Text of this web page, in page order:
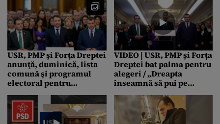
USR, PMP şi Forţa Dreptei
anunţă, duminică, lista
comună şi programul
electoral pentru
VIDEO | USR, PMP și Forța
Dreptei bat palma pentru
alegeri / „Dreapta
înseamnă să pui pe
tribul de partid”